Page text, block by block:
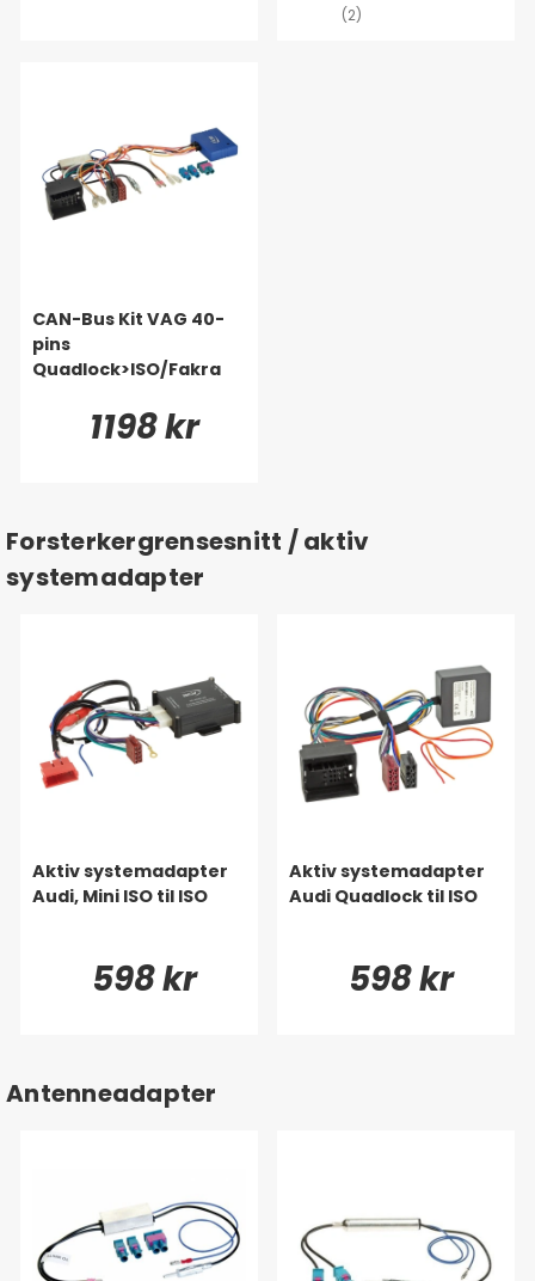
(2)
CAN-Bus Kit VAG 40-
pins
Quadlock>ISO/Fakra
1198 kr
Forsterkergrensesnitt / aktiv
systemadapter
Aktiv systemadapter
Audi, Mini ISO til ISO
598 kr
Aktiv systemadapter
Audi Quadlock til ISO
598 kr
Antenneadapter